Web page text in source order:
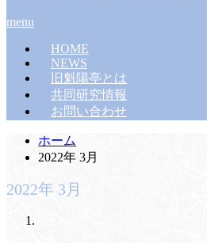
menu
HOME
NEWS
旧魁陽亭とは
共同研究情報
お問い合わせ
ホーム
2022年 3月
2022年 3月